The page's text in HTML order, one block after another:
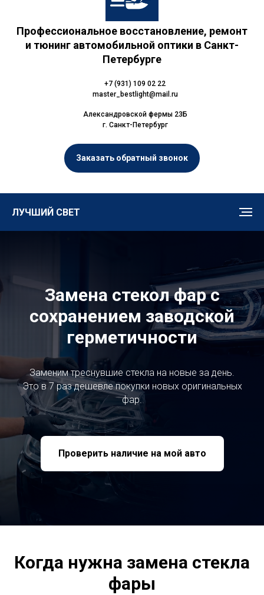
Профессиональное восстановление, ремонт
и тюнинг автомобильной оптики в Санкт-
Петербурге
+7 (931) 109 02 22
master_bestlight@mail.ru
Александровской фермы 23Б
г. Санкт-Петербург
Заказать обратный звонок
ЛУЧШИЙ СВЕТ
Замена стекол фар с
сохранением заводской
герметичности
Заменим треснувшие стекла на новые за день.
Это в 7 раз дешевле покупки новых оригинальных
фар.
Проверить наличие на мой авто
Когда нужна замена стекла
фары